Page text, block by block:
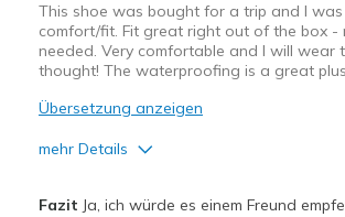
Sizing
Feels true to size
View On Shoes
Shoes are for Wearing
This shoe was bought for a trip and I
comfort/fit. Fit great right out of the box -
needed. Very comfortable and I will wear
thought! The waterproofing is a great
Übersetzung anzeigen
mehr Details
Fazit Ja, ich würde es einem Freund